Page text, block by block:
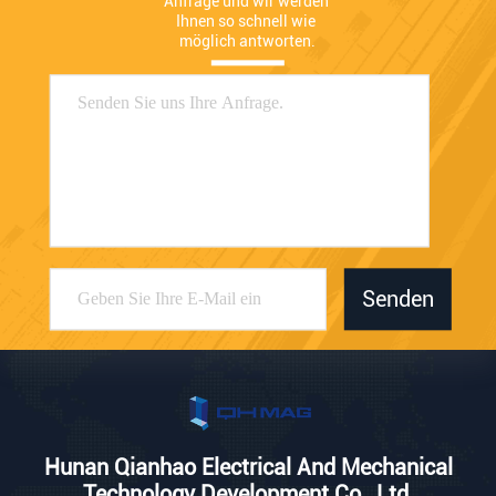
Ihnen so schnell wie
möglich antworten.
Senden
Hunan Qianhao Electrical And Mechanical